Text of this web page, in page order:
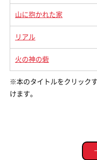
山に抱かれた家
リアル
火の神の砦
※本のタイトルをクリック
けます。